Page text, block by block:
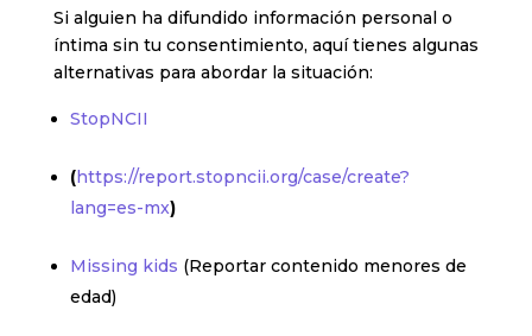
Si alguien ha difundido información personal o
íntima sin tu consentimiento, aquí tienes algunas
alternativas para abordar la situación:
StopNCII
(https://report.stopncii.org/case/create?
lang=es-mx)
Missing kids (Reportar contenido menores de
edad)